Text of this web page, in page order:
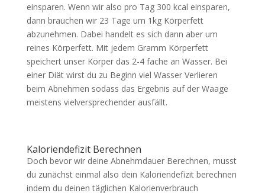
einsparen. Wenn wir also pro Tag 300 kcal einsparen,
dann brauchen wir 23 Tage um 1kg Körperfett
abzunehmen. Dabei handelt es sich dann aber um
reines Körperfett. Mit jedem Gramm Körperfett
speichert unser Körper das 2-4 fache an Wasser. Bei
einer Diät wirst du zu Beginn viel Wasser Verlieren
beim Abnehmen sodass das Ergebnis auf der Waage
meistens vielversprechender ausfällt.
Kaloriendefizit Berechnen
Doch bevor wir deine Abnehmdauer Berechnen, musst
du zunächst einmal also dein Kaloriendefizit berechnen
indem du deinen täglichen Kalorienverbrauch